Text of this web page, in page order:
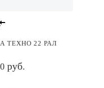
ТЕХНО 22 РАЛ
руб.